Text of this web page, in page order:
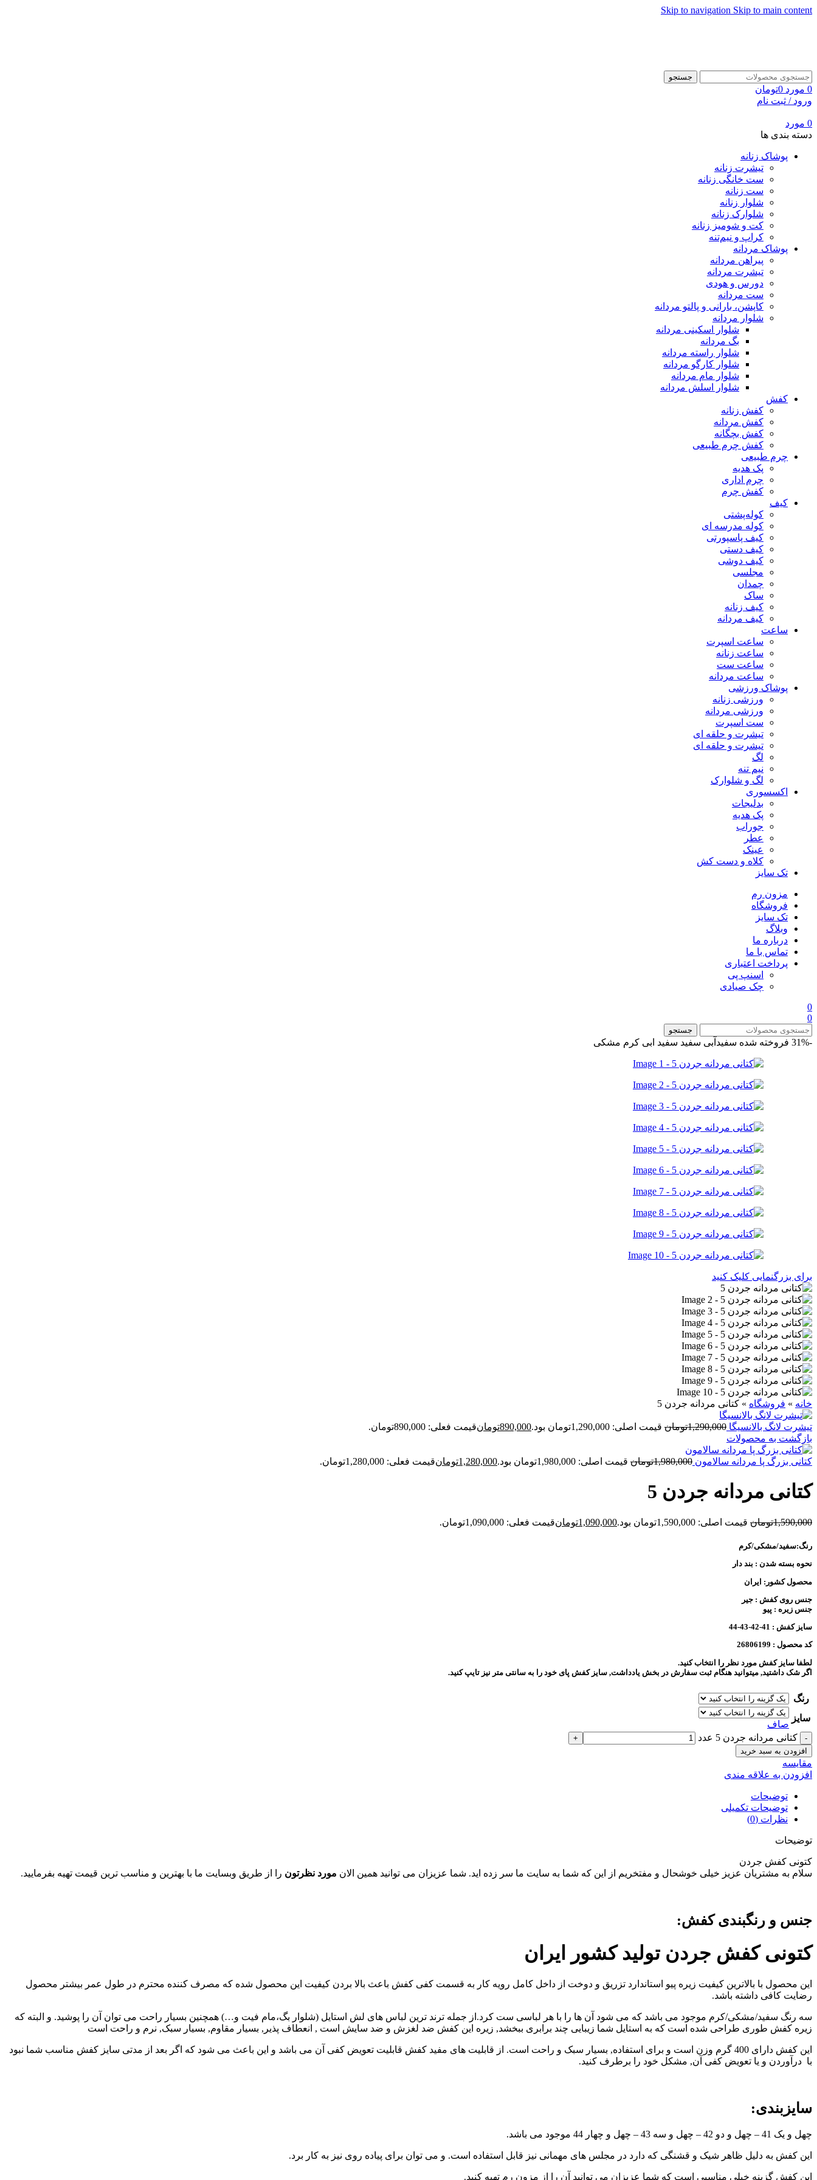
Skip to navigation Skip to main content
جستجو
0 مورد 0تومان
ورود / ثبت نام
0 مورد
دسته بندی ها
پوشاک زنانه
تیشرت زنانه
ست خانگی زنانه
ست زنانه
شلوار زنانه
شلوارک زنانه
کت و شومیز زنانه
کراپ و نیم‌تنه
پوشاک مردانه
پیراهن مردانه
تیشرت مردانه
دورس و هودی
ست مردانه
کاپشن، بارانی و پالتو مردانه
شلوار مردانه
شلوار اسکینی مردانه
بگ مردانه
شلوار راسته مردانه
شلوار کارگو مردانه
شلوار مام مردانه
شلوار اسلش مردانه
کفش
کفش زنانه
کفش مردانه
کفش بچگانه
کفش چرم طبیعی
چرم طبیعی
پک هدیه
چرم اداری
کفش چرم
کیف
کوله‌پشتی
کوله مدرسه ای
کیف پاسپورتی
کیف دستی
کیف دوشی
مجلسی
چمدان
ساک
کیف زنانه
کیف مردانه
ساعت
ساعت اسپرت
ساعت زنانه
ساعت ست
ساعت مردانه
پوشاک ورزشی
ورزشی زنانه
ورزشی مردانه
ست اسپرت
تیشرت و حلقه ای
تیشرت و حلقه ای
لگ
نیم تنه
لگ و شلوارک
اکسسوری
بدلیجات
پک هدیه
جوراب
عطر
عینک
کلاه و دست کش
تک سایز
مزون رم
فروشگاه
تک سایز
وبلاگ
درباره ما
تماس با ما
پرداخت اعتباری
اسنپ پی
چک صیادی
0
0
جستجو
-31% فروخته شده سفیدآبی سفید سفید ابی کرم مشکی
برای بزرگنمایی کلیک کنید
خانه » فروشگاه » کتانی مردانه جردن 5
تیشرت لانگ بالانسیگا 1,290,000تومان قیمت اصلی: 1,290,000تومان بود. 890,000تومانقیمت فعلی: 890,000تومان.
بازگشت به محصولات
کتانی بزرگ پا مردانه سالامون 1,980,000تومان قیمت اصلی: 1,980,000تومان بود. 1,280,000تومانقیمت فعلی: 1,280,000تومان.
کتانی مردانه جردن 5
1,590,000تومان قیمت اصلی: 1,590,000تومان بود. 1,090,000تومانقیمت فعلی: 1,090,000تومان.
رنگ:سفید/مشکی/کرم
نحوه بسته شدن : بند دار
محصول کشور: ایران
جنس روی کفش : جیر
جنس زیره : پیو
سایز کفش :
کد محصول : 26806199
لطفا سایز کفش مورد نظر را انتخاب کنید.
اگر شک داشتید, میتوانید هنگام ثبت سفارش در بخش یادداشت, سایز کفش پای خود را به سانتی متر نیز تایپ کنید.
رنگ
سایز
صاف
کتانی مردانه جردن 5 عدد
افزودن به سبد خرید
مقايسه
افزودن به علاقه مندی
توضیحات
توضیحات تکمیلی
نظرات (0)
توضیحات
کتونی کفش جردن
سلام به مشتریان عزیز خیلی خوشحال و مفتخریم از این که شما به سایت ما سر زده اید. شما عزیزان می توانید همین الان مورد نظرتون را از طریق وبسایت ما با بهترین و مناسب ترین قیمت تهیه بفرمایید.
جنس و رنگبندی کفش:
کتونی کفش جردن تولید کشور ایران
این محصول با بالاترین کیفیت زیره پیو استاندارد تزریق و دوخت از داخل کامل رویه کار به قسمت کفی کفش باعث بالا بردن کیفیت این محصول شده که مصرف کننده محترم در طول عمر بیشتر محصول
رضایت کافی داشته باشد.
سه رنگ سفید/مشکی/کرم موجود می باشد که می شود آن ها را با هر لباسی ست کرد.از جمله ترند ترین لباس های لش استایل (شلوار بگ،مام فیت و…) همچنین بسیار راحت می توان آن را پوشید. و البته که
زیره کفش طوری طراحی شده است که به استایل شما زیبایی چند برابری ببخشد, زیره این کفش ضد لغزش و ضد سایش است , انعطاف پذیر, بسیار مقاوم, بسیار سبک, نرم و راحت است
این کفش دارای 400 گرم وزن است و برای استفاده, بسیار سبک و راحت است. از قابلیت های مفید کفش قابلیت تعویض کفی آن می باشد و این باعث می شود که اگر بعد از مدتی سایز کفش مناسب شما نبود
با درآوردن و یا تعویض کفی آن, مشکل خود را برطرف کنید.
سایزبندی:
چهل و یک 41 – چهل و دو 42 – چهل و سه 43 – چهل و چهار 44 موجود می باشد.
این کفش به دلیل ظاهر شیک و قشنگی که دارد در مجلس های مهمانی نیز قابل استفاده است. و می توان برای پیاده روی نیز به کار برد.
این کفش گزینه خیلی مناسبی است که شما عزیزان می توانید آن را از مزون رم تهیه کنید.